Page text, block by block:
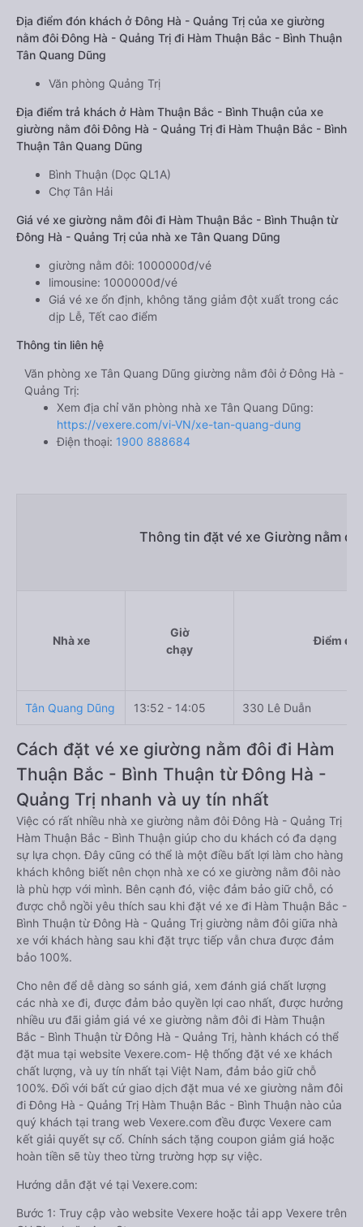
Địa điểm đón khách ở Đông Hà - Quảng Trị của xe giường
nằm đôi Đông Hà - Quảng Trị đi Hàm Thuận Bắc - Bình Thuận
Tân Quang Dũng
Văn phòng Quảng Trị
Địa điểm trả khách ở Hàm Thuận Bắc - Bình Thuận của xe
giường nằm đôi Đông Hà - Quảng Trị đi Hàm Thuận Bắc - Bình
Thuận Tân Quang Dũng
Bình Thuận (Dọc QL1A)
Chợ Tân Hải
Giá vé xe giường nằm đôi đi Hàm Thuận Bắc - Bình Thuận từ
Đông Hà - Quảng Trị của nhà xe Tân Quang Dũng
giường nằm đôi: 1000000đ/vé
limousine: 1000000đ/vé
Giá vé xe ổn định, không tăng giảm đột xuất trong các
dịp Lễ, Tết cao điểm
Thông tin liên hệ
Văn phòng xe Tân Quang Dũng giường nằm đôi ở Đông Hà -
Quảng Trị:
Xem địa chỉ văn phòng nhà xe Tân Quang Dũng:
https://vexere.com/vi-VN/xe-tan-quang-dung
Điện thoại: 1900 888684
Thông tin đặt vé xe Giường nằm
Nhà xe
Giờ
chạy
Điểm đi
Tân Quang Dũng 13:52 - 14:05 330 Lê Duẫn
Cách đặt vé xe giường nằm đôi đi Hàm
Thuận Bắc - Bình Thuận từ Đông Hà -
Quảng Trị nhanh và uy tín nhất
Việc có rất nhiều nhà xe giường nằm đôi Đông Hà - Quảng Trị
Hàm Thuận Bắc - Bình Thuận giúp cho du khách có đa dạng
sự lựa chọn. Đây cũng có thể là một điều bất lợi làm cho hàng
khách không biết nên chọn nhà xe có xe giường nằm đôi nào
là phù hợp với mình. Bên cạnh đó, việc đảm bảo giữ chỗ, có
được chỗ ngồi yêu thích sau khi đặt vé xe đi Hàm Thuận Bắc -
Bình Thuận từ Đông Hà - Quảng Trị giường nằm đôi giữa nhà
xe với khách hàng sau khi đặt trực tiếp vẫn chưa được đảm
bảo 100%.
Cho nên để dễ dàng so sánh giá, xem đánh giá chất lượng
các nhà xe đi, được đảm bảo quyền lợi cao nhất, được hưởng
nhiều ưu đãi giảm giá vé xe giường nằm đôi đi Hàm Thuận
Bắc - Bình Thuận từ Đông Hà - Quảng Trị, hành khách có thể
đặt mua tại website Vexere.com- Hệ thống đặt vé xe khách
chất lượng, và uy tín nhất tại Việt Nam, đảm bảo giữ chỗ
100%. Đối với bất cứ giao dịch đặt mua vé xe giường nằm đôi
đi Đông Hà - Quảng Trị Hàm Thuận Bắc - Bình Thuận nào của
quý khách tại trang web Vexere.com đều được Vexere cam
kết giải quyết sự cố. Chính sách tặng coupon giảm giá hoặc
hoàn tiền sẽ tùy theo từng trường hợp sự việc.
Hướng dẫn đặt vé tại Vexere.com:
Bước 1: Truy cập vào website Vexere hoặc tải app Vexere trên